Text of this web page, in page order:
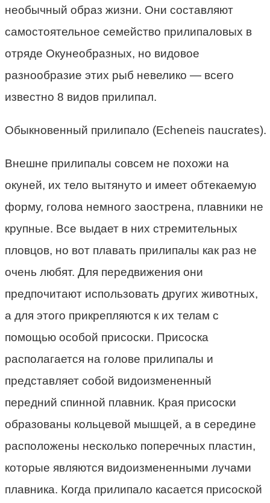
необычный образ жизни. Они составляют
самостоятельное семейство прилипаловых в
отряде Окунеобразных, но видовое
разнообразие этих рыб невелико — всего
известно 8 видов прилипал.
Обыкновенный прилипало (Echeneis naucrates).
Внешне прилипалы совсем не похожи на
окуней, их тело вытянуто и имеет обтекаемую
форму, голова немного заострена, плавники не
крупные. Все выдает в них стремительных
пловцов, но вот плавать прилипалы как раз не
очень любят. Для передвижения они
предпочитают использовать других животных,
а для этого прикрепляются к их телам с
помощью особой присоски. Присоска
располагается на голове прилипалы и
представляет собой видоизмененный
передний спинной плавник. Края присоски
образованы кольцевой мышцей, а в середине
расположены несколько поперечных пластин,
которые являются видоизмененными лучами
плавника. Когда прилипало касается присоской